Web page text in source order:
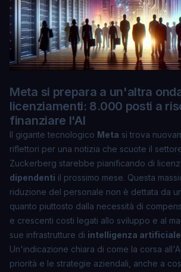
Meta si prepara a un'altra
licenziamenti: 8.000 posti a
finanziare l'AI
Il gigante tecnologico Meta si trova
riflettori per una notizia che scuote il
Zuckerberg starebbe pianificando di
dipendenti il prossimo mese. Questa
riduzione del personale non è dettata da
quanto piuttosto dalla necessità di
e crescenti costi legati allo sviluppo e al
sue infrastrutture di intelligenza artificiale
Un'indicazione chiara di come la corsa
priorità e le strategie aziendali, anche a